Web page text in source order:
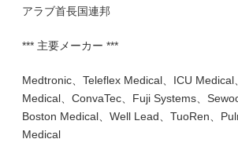
アラブ首長国連邦
*** 主要メーカー ***
Medtronic、Teleflex Medical、ICU Medical
Medical、ConvaTec、Fuji Systems、
Boston Medical、Well Lead、TuoRen、
Medical